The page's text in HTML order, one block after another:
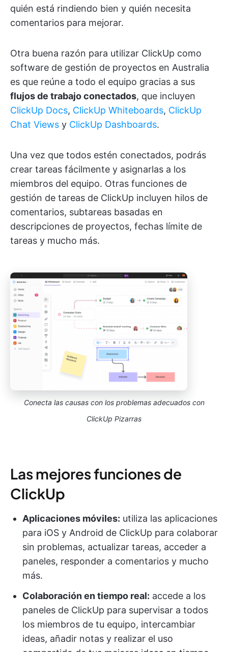
quién está rindiendo bien y quién necesita
comentarios para mejorar.
Otra buena razón para utilizar ClickUp como
software de gestión de proyectos en Australia
es que reúne a todo el equipo gracias a sus
flujos de trabajo conectados, que incluyen
ClickUp Docs, ClickUp Whiteboards, ClickUp
Chat Views y ClickUp Dashboards.
Una vez que todos estén conectados, podrás
crear tareas fácilmente y asignarlas a los
miembros del equipo. Otras funciones de
gestión de tareas de ClickUp incluyen hilos de
comentarios, subtareas basadas en
descripciones de proyectos, fechas límite de
tareas y mucho más.
Conecta las causas con los problemas adecuados con
ClickUp Pizarras
Las mejores funciones de
ClickUp
Aplicaciones móviles: utiliza las aplicaciones
para iOS y Android de ClickUp para colaborar
sin problemas, actualizar tareas, acceder a
paneles, responder a comentarios y mucho
más.
Colaboración en tiempo real: accede a los
paneles de ClickUp para supervisar a todos
los miembros de tu equipo, intercambiar
ideas, añadir notas y realizar el uso